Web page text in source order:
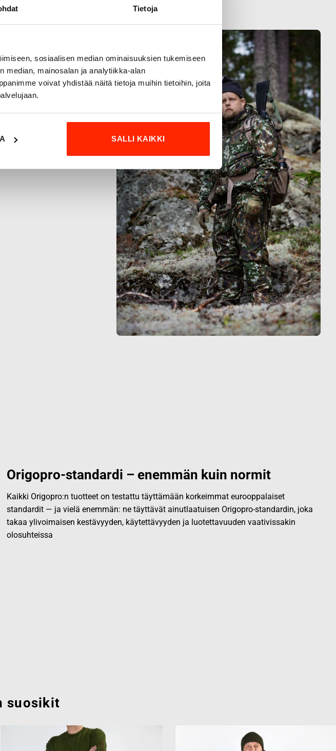
Tietoja
sosiaalisen median ominaisuuksien tukemiseen
median, mainosalan ja analytiikka-alan
voivat yhdistää näitä tietoja muihin tietoihin, joita
SALLI KAIKKI
Origopro-standardi – enemmän kuin normit
Kaikki Origopro:n tuotteet on testattu täyttämään korkeimmat eurooppalaiset
standardit — ja vielä enemmän: ne täyttävät ainutlaatuisen Origopro-standardin, joka
takaa ylivoimaisen kestävyyden, käytettävyyden ja luotettavuuden vaativissakin
olosuhteissa
suosikit